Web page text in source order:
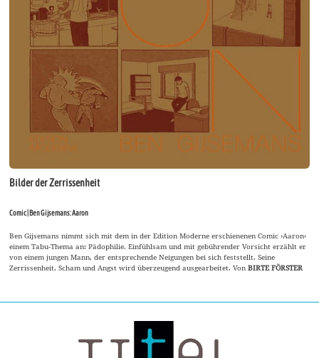
Bilder der Zerrissenheit
Comic | Ben Gijsemans: Aaron
Ben Gijsemans nimmt sich mit dem in der Edition Moderne erschienenen Comic ›Aaron‹
einem Tabu-Thema an: Pädophilie. Einfühlsam und mit gebührender Vorsicht erzählt er
von einem jungen Mann, der entsprechende Neigungen bei sich feststellt. Seine
Zerrissenheit, Scham und Angst wird überzeugend ausgearbeitet. VonBIRTE FÖRSTER